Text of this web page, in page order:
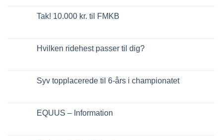
Tak! 10.000 kr. til FMKB
Hvilken ridehest passer til dig?
Syv topplacerede til 6-års i championatet
EQUUS – Information